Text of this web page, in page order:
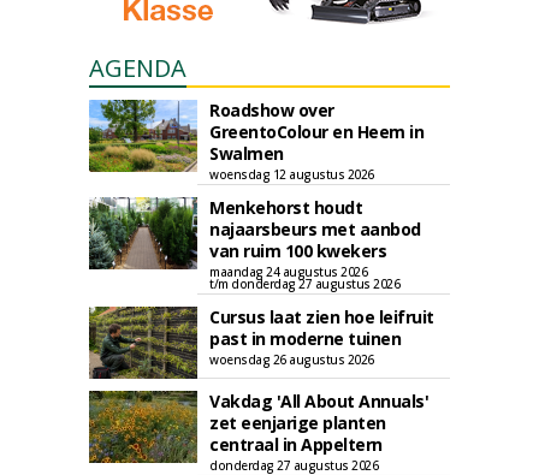
AGENDA
Roadshow over
GreentoColour en Heem in
Swalmen
woensdag 12 augustus 2026
Menkehorst houdt
najaarsbeurs met aanbod
van ruim 100 kwekers
maandag 24 augustus 2026
t/m donderdag 27 augustus 2026
Cursus laat zien hoe leifruit
past in moderne tuinen
woensdag 26 augustus 2026
Vakdag 'All About Annuals'
zet eenjarige planten
centraal in Appeltern
donderdag 27 augustus 2026